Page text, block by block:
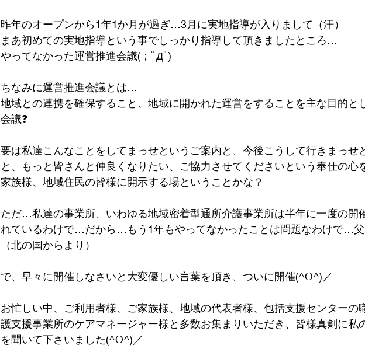
昨年のオープンから1年1か月が過ぎ…3月に実地指導が入りまして（汗）
まあ初めての実地指導という事でしっかり指導して頂きましたところ…
やってなかった運営推進会議(；ﾟДﾟ)
ちなみに運営推進会議とは…
地域との連携を確保すること、地域に開かれた運営をすることを主な目的と
会議❓
要は私達こんなことをしてまっせというご案内と、今後こうして行きまっせ
と、もっと皆さんと仲良くなりたい、ご協力させてくださいという奉仕の心
家族様、地域住民の皆様に開示する場ということかな？
ただ…私達の事業所、いわゆる地域密着型通所介護事業所は半年に一度の開
れているわけで…だから…もう1年もやってなかったことは問題なわけで…
（北の国からより）
で、早々に開催しなさいと大変優しい言葉を頂き、ついに開催(^O^)／
お忙しい中、ご利用者様、ご家族様、地域の代表者様、包括支援センターの
護支援事業所のケアマネージャー様と多数お集まりいただき、皆様真剣に私
を聞いて下さいました(^O^)／